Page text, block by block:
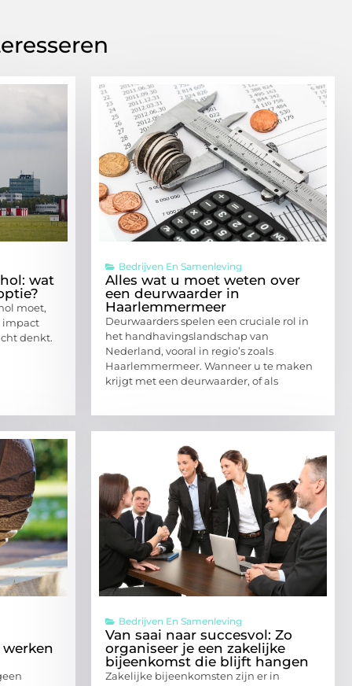
wat
moet,
impact
denkt.
Bedrijven En Samenleving
Alles wat u moet weten over
een deurwaarder in
Haarlemmermeer
Deurwaarders spelen een cruciale rol in
het handhavingslandschap van
Nederland, vooral in regio’s zoals
Haarlemmermeer. Wanneer u te maken
krijgt met een deurwaarder, of als
Bedrijven En Samenleving
Van saai naar succesvol: Zo
organiseer je een zakelijke
bijeenkomst die blijft hangen
Zakelijke bijeenkomsten zijn er in